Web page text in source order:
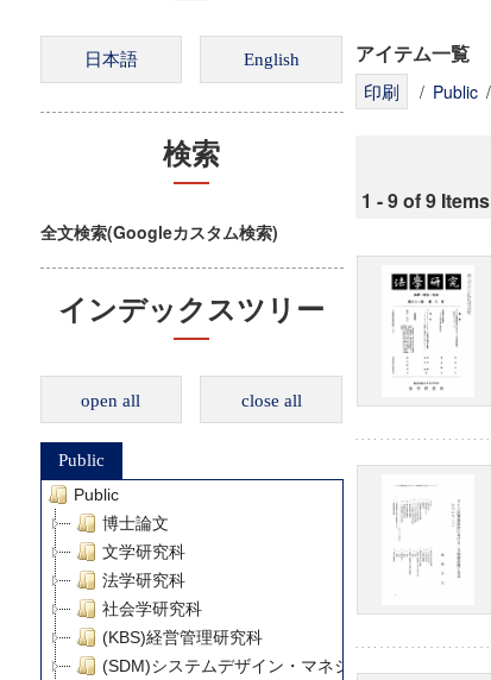
検索
全文検索(Googleカスタム検索)
インデックスツリー
open all close all
Public
Public
博士論文
文学研究科
法学研究科
社会学研究科
(KBS)経営管理研究科
(SDM)システムデザイン・マネジメント研究科
アイテム一覧
/ Public /
1 - 9 of 9 Items